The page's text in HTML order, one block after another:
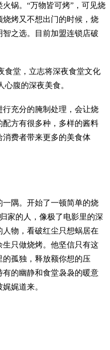
锅。“万物皆可烤”，可见烧
烤又不想出门的时候，烧
之选。目前加盟连锁店破
食堂，立志将深夜食堂文化
腹的深夜美食。
充分的腌制处理，会让烧
方有很多种，多样的酱料
费者带来更多的美食体
隅。开始了一顿简单的烧
家的人，像极了电影里的深
物，看破红尘只想蜗居在
只做烧烤。他坚信只有这
孤独，释放额你想的压
的幽静和食堂袅袅的暖意
娓道来。